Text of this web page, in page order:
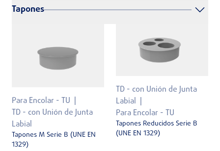
Tapones
Para Encolar - TU
TD - con Unión de Junta
Labial
Tapones M Serie B (UNE EN
1329)
TD - con Unión de Junta
Labial
Para Encolar - TU
Tapones Reducidos Serie B
(UNE EN 1329)